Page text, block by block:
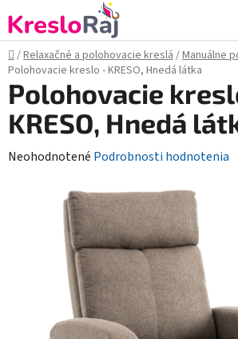
na
obsah
Domov
/Relaxačné a polohovacie kreslá/Manuálne
Polohovacie kreslo - KRESO, Hnedá látka
Polohovacie
KRESO, Hnedá
Priemerné
Neohodnotené Podrobnosti hodnotenia